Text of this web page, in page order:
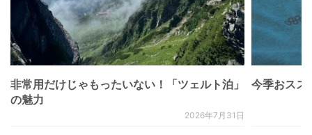
非常用だけじゃもったいない！「ツェルト泊」
の魅力
2026年7月31日
今季おスス